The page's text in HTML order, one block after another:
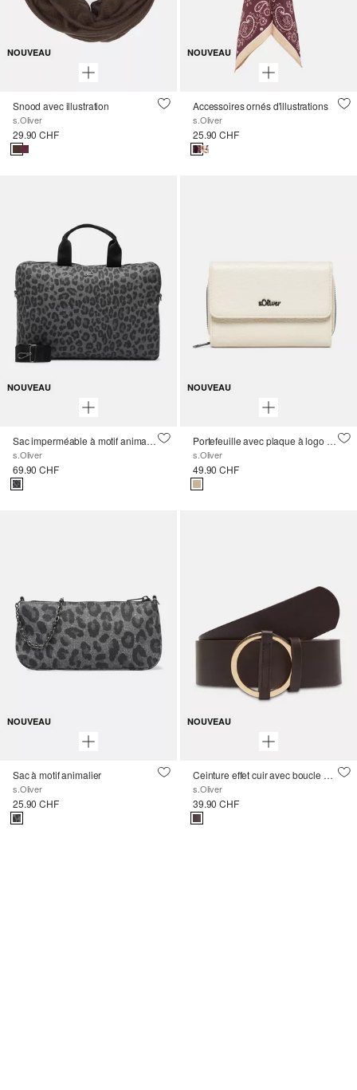
NOUVEAU
Snood avec illustration
s.Oliver
29.90 CHF
NOUVEAU
Accessoires ornés d'illustrations
s.Oliver
25.90 CHF
NOUVEAU
Sac imperméable à motif animalier et fermeture à glissière
s.Oliver
69.90 CHF
NOUVEAU
Portefeuille avec plaque à logo et fermeture à bouton-pression
s.Oliver
49.90 CHF
NOUVEAU
Sac à motif animalier
s.Oliver
25.90 CHF
NOUVEAU
Ceinture effet cuir avec boucle à cadre
s.Oliver
39.90 CHF